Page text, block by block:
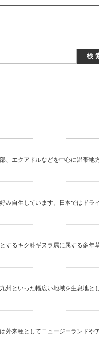
、エクアドルなどを中心に温帯地
み自生しています。日本ではドラ
するキク科ギヌラ属に属する多年
州といった幅広い地域を生息地と
外来種としてニュージーランドや